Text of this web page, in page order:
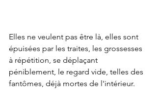
Elles ne veulent pas être là, elles sont
épuisées par les traites, les grossesses
à répétition, se déplaçant
péniblement, le regard vide, telles des
fantômes, déjà mortes de l'intérieur.